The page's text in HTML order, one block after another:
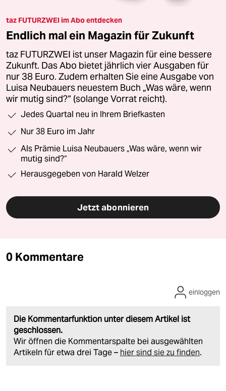
taz FUTURZWEI im Abo entdecken
Endlich mal ein Magazin für Zukunft
taz FUTURZWEI ist unser Magazin für eine bessere
Zukunft. Das Abo bietet jährlich vier Ausgaben für
nur 38 Euro. Zudem erhalten Sie eine Ausgabe von
Luisa Neubauers neuestem Buch „Was wäre, wenn
wir mutig sind?“ (solange Vorrat reicht).
Jedes Quartal neu in Ihrem Briefkasten
Nur 38 Euro im Jahr
Als Prämie Luisa Neubauers „Was wäre, wenn wir
mutig sind?“
Herausgegeben von Harald Welzer
Jetzt abonnieren
0 Kommentare
Die Kommentarfunktion unter diesem Artikel ist
geschlossen.
Wir öffnen die Kommentarspalte bei ausgewählten
Artikeln für etwa drei Tage – hier sind sie zu finden.
einloggen